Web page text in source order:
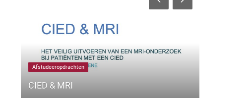
Afstudeeropdrachten
CIED & MRI